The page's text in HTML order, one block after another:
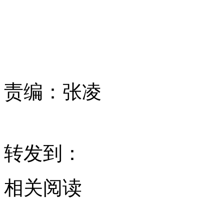
责编： 张凌
转发到：
相关阅读